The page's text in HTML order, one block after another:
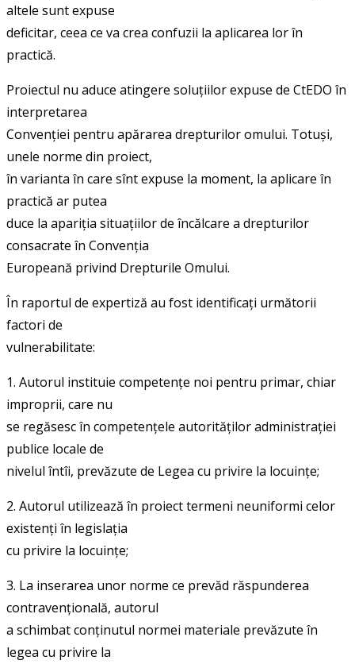
altele sunt expuse
deficitar, ceea ce va crea confuzii la aplicarea lor în
practică.
Proiectul nu aduce atingere soluțiilor expuse de CtEDO în
interpretarea
Convenției pentru apărarea drepturilor omului. Totuși,
unele norme din proiect,
în varianta în care sînt expuse la moment, la aplicare în
practică ar putea
duce la apariția situațiilor de încălcare a drepturilor
consacrate în Convenția
Europeană privind Drepturile Omului.
În raportul de expertiză au fost identificați următorii
factori de
vulnerabilitate:
1. Autorul instituie competențe noi pentru primar, chiar
improprii, care nu
se regăsesc în competențele autorităților administrației
publice locale de
nivelul întîi, prevăzute de Legea cu privire la locuințe;
2. Autorul utilizează în proiect termeni neuniformi celor
existenți în legislația
cu privire la locuințe;
3. La inserarea unor norme ce prevăd răspunderea
contravențională, autorul
a schimbat conținutul normei materiale prevăzute în
legea cu privire la